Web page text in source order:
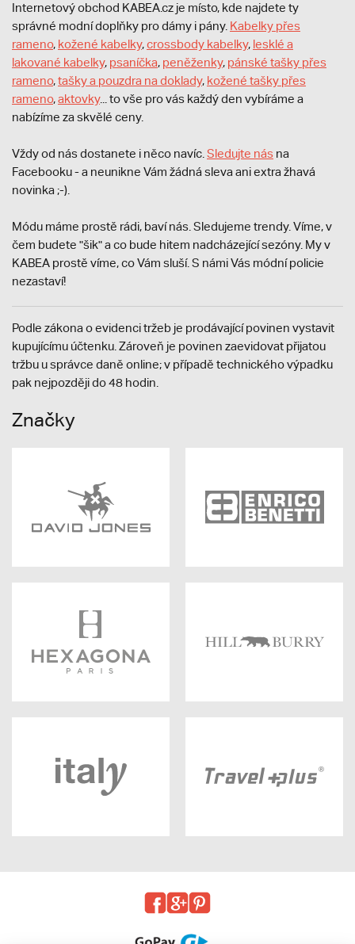
Internetový obchod KABEA.cz je místo, kde najdete ty
správné modní doplňky pro dámy i pány. Kabelky přes
rameno, kožené kabelky,crossbody kabelky, lesklé a
lakované kabelky, psaníčka, peněženky, pánské tašky přes
rameno,tašky a pouzdra na doklady, kožené tašky přes
rameno,aktovky... to vše pro vás každý den vybíráme a
nabízíme za skvělé ceny.
Vždy od nás dostanete i něco navíc. Sledujte nás na
Facebooku - a neunikne Vám žádná sleva ani extra žhavá
novinka ;-).
Módu máme prostě rádi, baví nás. Sledujeme trendy. Víme, v
čem budete "šik" a co bude hitem nadcházející sezóny. My v
KABEA prostě víme, co Vám sluší. S námi Vás módní policie
nezastaví!
Podle zákona o evidenci tržeb je prodávající povinen vystavit
kupujícímu účtenku. Zároveň je povinen zaevidovat přijatou
tržbu u správce daně online; v případě technického výpadku
pak nejpozději do 48 hodin.
Značky